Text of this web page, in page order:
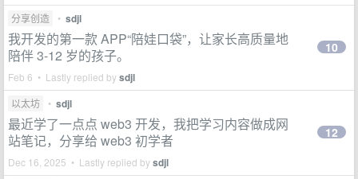
分享创造
• sdjl
我开发的第一款 APP“陪娃口袋”，让家长高质量地
陪伴 3-12 岁的孩子。
Feb 6 • Lastly replied bysdjl
10
以太坊 • sdjl
最近学了一点点 web3 开发，我把学习内容做成网
站笔记，分享给 web3 初学者
Dec 16, 2025 • Lastly replied bysdjl
12